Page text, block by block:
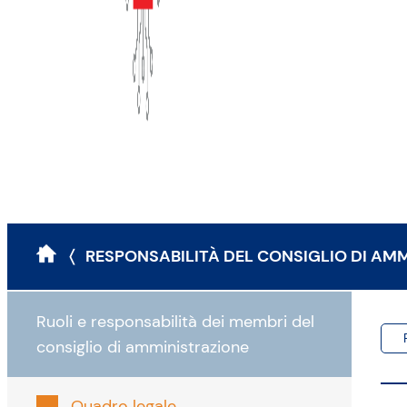
〈 RESPONSABILITÀ DEL CONSIGLIO DI
Ruoli e responsabilità dei membri del
consiglio di amministrazione